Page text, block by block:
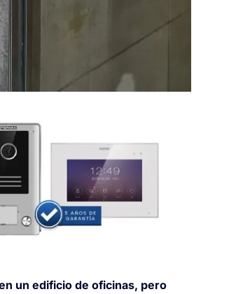
un edificio de oficinas, pero